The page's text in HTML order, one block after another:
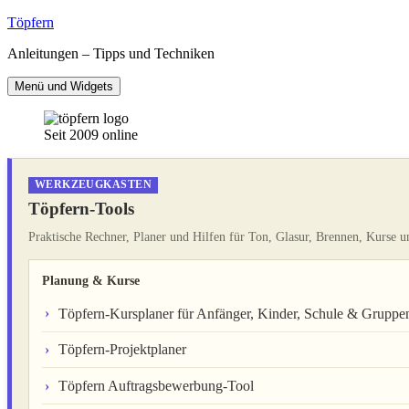
Zum
springen
Töpfern
Anleitungen – Tipps und Techniken
Menü und Widgets
Seit 2009 online
WERKZEUGKASTEN
Töpfern-Tools
Praktische Rechner, Planer und Hilfen für Ton, Glasur, Brennen, Kurse
Planung & Kurse
Töpfern-Kursplaner für Anfänger, Kinder, Schule &
Töpfern-Projektplaner
Töpfern Auftragsbewerbung-Tool